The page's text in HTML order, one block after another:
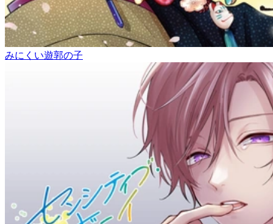
みにくい遊郭の子